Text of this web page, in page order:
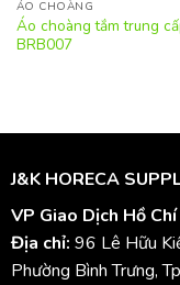
ÁO CHOÀNG
Áo choàng tắm trung
BRB007
J&K HORECA
VP Giao Dịch Hồ Chí
Địa chỉ: 96 Lê Hữu
Phường Bình Trưng,